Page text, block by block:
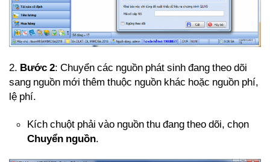
2. Bước 2: Chuyển các nguồn phát sinh đang theo dõi
sang nguồn mới thêm thuộc nguồn khác hoặc nguồn phí,
lệ phí.
Kích chuột phải vào nguồn thu đang theo dõi, chọn
Chuyển nguồn.